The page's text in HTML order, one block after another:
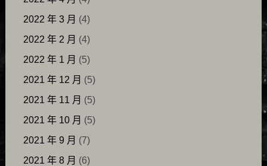
2022 年 3 月 (4)
2022 年 2 月 (4)
2022 年 1 月 (5)
2021 年 12 月 (5)
2021 年 11 月 (5)
2021 年 10 月 (5)
2021 年 9 月 (7)
2021 年 8 月 (6)